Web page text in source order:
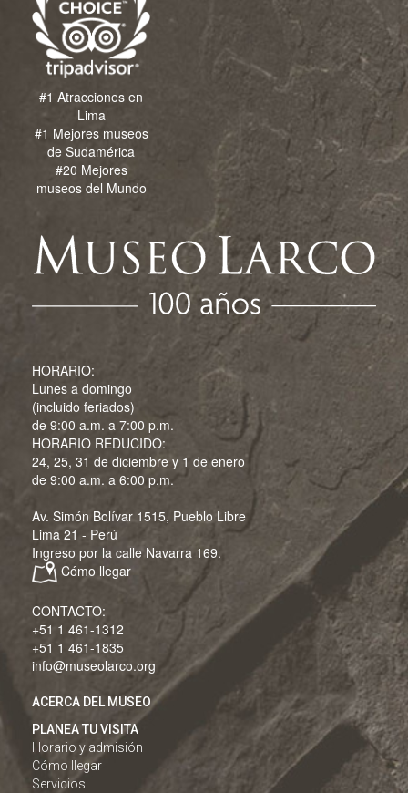
#1 Atracciones en
Lima
#1 Mejores museos
de Sudamérica
#20 Mejores
museos del Mundo
HORARIO:
Lunes a domingo
(incluido feriados)
de 9:00 a.m. a 7:00 p.m.
HORARIO REDUCIDO:
24, 25, 31 de diciembre y 1 de enero
de 9:00 a.m. a 6:00 p.m.
Av. Simón Bolívar 1515, Pueblo Libre
Lima 21 - Perú
Ingreso por la calle Navarra 169.
Cómo llegar
CONTACTO:
+51 1 461-1312
+51 1 461-1835
info@museolarco.org
ACERCA DEL MUSEO
PLANEA TU VISITA
Horario y admisión
Cómo llegar
Servicios